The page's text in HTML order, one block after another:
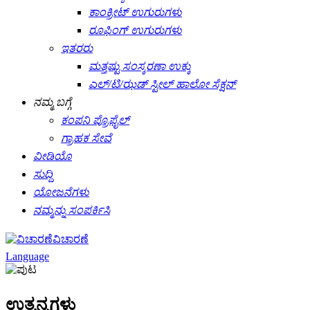
ಕಾಂಕ್ರೀಟ್ ಉಗುರುಗಳು
ರೂಫಿಂಗ್ ಉಗುರುಗಳು
ಇತರರು
ಮತ್ತಷ್ಟು ಸಂಸ್ಕರಣಾ ಉಕ್ಕು
ಎಲ್/ಟಿ/ಝಡ್ ಸ್ಟೀಲ್ ಹಾಲೋ ಸೆಕ್ಷನ್
ನಮ್ಮ ಬಗ್ಗೆ
ಕಂಪನಿ ಪ್ರೊಫೈಲ್
ಗ್ರಾಹಕ ಸೇವೆ
ವೀಡಿಯೊ
ಸುದ್ದಿ
ಯೋಜನೆಗಳು
ನಮ್ಮನ್ನು ಸಂಪರ್ಕಿಸಿ
ವಿಚಾರಣೆ
Language
ಉತ್ಪನ್ನಗಳು